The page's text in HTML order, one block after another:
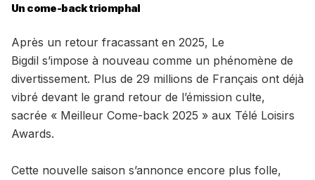
Un come-back triomphal
Après un retour fracassant en 2025, Le
Bigdil s’impose à nouveau comme un phénomène de
divertissement. Plus de 29 millions de Français ont déjà
vibré devant le grand retour de l’émission culte,
sacrée « Meilleur Come-back 2025 » aux Télé Loisirs
Awards.
Cette nouvelle saison s’annonce encore plus folle,